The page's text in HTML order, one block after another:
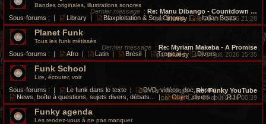
e
e
s
s
e
r
n
i
m
e
s
e
r
l
e
r
n
i
e
s
s
Bandes originales, illustrations sonores
Sous-forums : | Library | Blaxploitation & Soul Cinema | Italian Beats
Dernier message : Re: Manu Dibango - Countdown …
parbluesy
V
r
l
e
n
i
e
le 21 avr. 2026 21:28
Planet Funk
Tous les funk métissés
Sous-forums : | Afro | Latin | Brésil | Tropical | Divers
Dernier message : Re: Myriam Makeba - A Promise
parbluesy
V
l
e
d
le 14 juil. 2026 15:35
Funk School
Lire, écouter, voir
Sous-forums : | Le funk dans le texte | DVD, vidéos, doc, photos |
News, boîte à questions, sujets divers, débats...
| Objets divers | R.I.P.
Dernier message:Re: Funky YouTube
parkata
V
le 06 août 2026 00:39
Funky agenda
Les rendez-vous à ne pas manquer